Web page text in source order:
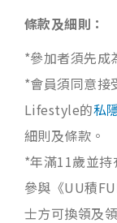
條款及細則：
*參加者須先成
*會員須同意接
Lifestyle的私
細則及條款。
*年滿11歲並
參與《UU積
士方可換領及